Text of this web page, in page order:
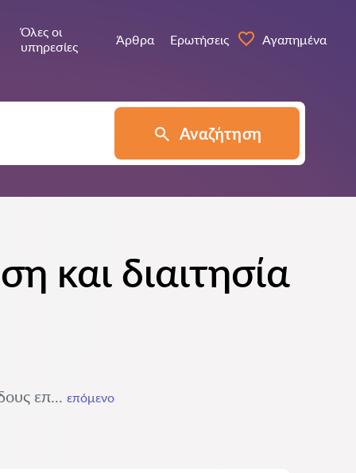
Όλες οι
υπηρεσίες
Άρθρα Ερωτήσεις Αγαπημένα
Αναζήτηση
και διαιτησία
επ... επόμενο